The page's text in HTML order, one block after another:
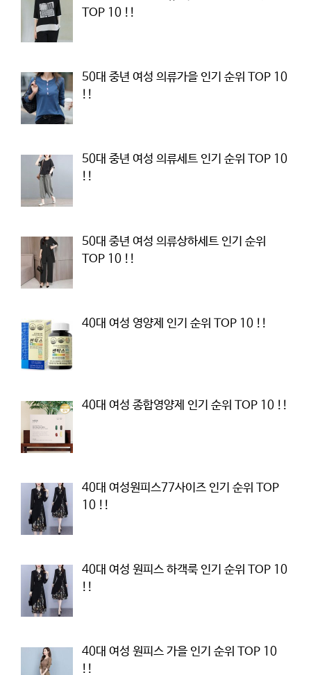
TOP 10 !!
50대 중년 여성 의류가을 인기 순위 TOP 10
!!
50대 중년 여성 의류세트 인기 순위 TOP 10
!!
50대 중년 여성 의류상하세트 인기 순위
TOP 10 !!
40대 여성 영양제 인기 순위 TOP 10 !!
40대 여성 종합영양제 인기 순위 TOP 10 !!
40대 여성원피스77사이즈 인기 순위 TOP
10 !!
40대 여성 원피스 하객룩 인기 순위 TOP 10
!!
40대 여성 원피스 가을 인기 순위 TOP 10
!!